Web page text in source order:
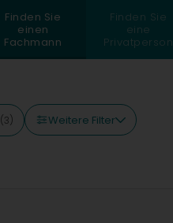
Finden Sie
einen
Fachmann
Finden Sie
eine
Privatperson
(3) Weitere Filter